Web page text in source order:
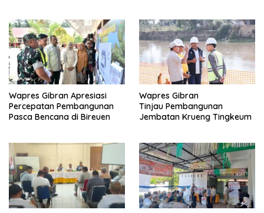
Wapres Gibran Apresiasi
Percepatan Pembangunan
Pasca Bencana di Bireuen
Wapres Gibran
Tinjau Pembangunan
Jembatan Krueng Tingkeum